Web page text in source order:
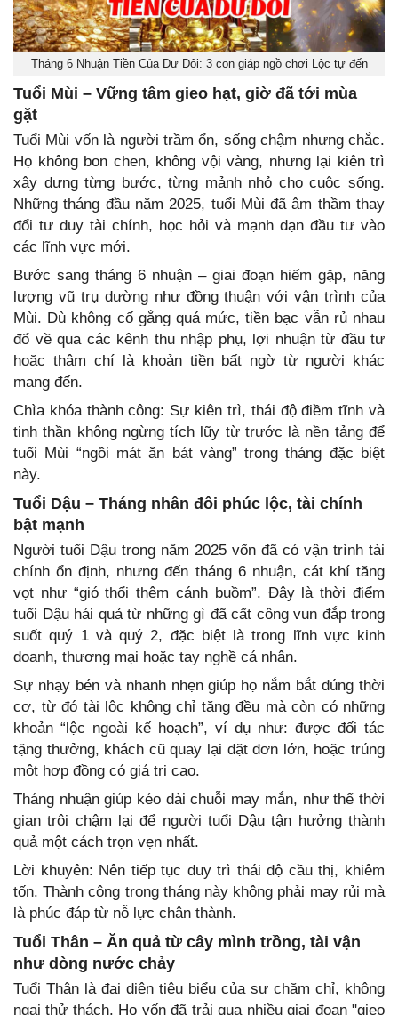
Tháng 6 Nhuận Tiền Của Dư Dôi: 3 con giáp ngồ chơi Lộc tự đến
Tuổi Mùi – Vững tâm gieo hạt, giờ đã tới mùa
gặt
Tuổi Mùi vốn là người trầm ổn, sống chậm nhưng chắc.
Họ không bon chen, không vội vàng, nhưng lại kiên trì
xây dựng từng bước, từng mảnh nhỏ cho cuộc sống.
Những tháng đầu năm 2025, tuổi Mùi đã âm thầm thay
đổi tư duy tài chính, học hỏi và mạnh dạn đầu tư vào
các lĩnh vực mới.
Bước sang tháng 6 nhuận – giai đoạn hiếm gặp, năng
lượng vũ trụ dường như đồng thuận với vận trình của
Mùi. Dù không cố gắng quá mức, tiền bạc vẫn rủ nhau
đổ về qua các kênh thu nhập phụ, lợi nhuận từ đầu tư
hoặc thậm chí là khoản tiền bất ngờ từ người khác
mang đến.
Chìa khóa thành công: Sự kiên trì, thái độ điềm tĩnh và
tinh thần không ngừng tích lũy từ trước là nền tảng để
tuổi Mùi “ngồi mát ăn bát vàng” trong tháng đặc biệt
này.
Tuổi Dậu – Tháng nhân đôi phúc lộc, tài chính
bật mạnh
Người tuổi Dậu trong năm 2025 vốn đã có vận trình tài
chính ổn định, nhưng đến tháng 6 nhuận, cát khí tăng
vọt như “gió thổi thêm cánh buồm”. Đây là thời điểm
tuổi Dậu hái quả từ những gì đã cất công vun đắp trong
suốt quý 1 và quý 2, đặc biệt là trong lĩnh vực kinh
doanh, thương mại hoặc tay nghề cá nhân.
Sự nhạy bén và nhanh nhẹn giúp họ nắm bắt đúng thời
cơ, từ đó tài lộc không chỉ tăng đều mà còn có những
khoản “lộc ngoài kế hoạch”, ví dụ như: được đối tác
tặng thưởng, khách cũ quay lại đặt đơn lớn, hoặc trúng
một hợp đồng có giá trị cao.
Tháng nhuận giúp kéo dài chuỗi may mắn, như thể thời
gian trôi chậm lại để người tuổi Dậu tận hưởng thành
quả một cách trọn vẹn nhất.
Lời khuyên: Nên tiếp tục duy trì thái độ cầu thị, khiêm
tốn. Thành công trong tháng này không phải may rủi mà
là phúc đáp từ nỗ lực chân thành.
Tuổi Thân – Ăn quả từ cây mình trồng, tài vận
như dòng nước chảy
Tuổi Thân là đại diện tiêu biểu của sự chăm chỉ, không
ngại thử thách. Họ vốn đã trải qua nhiều giai đoạn "gieo